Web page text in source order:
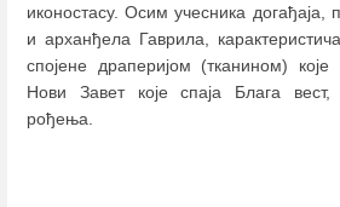
иконостасу. Осим учесника догађаја,
и арханђела Гаврила,
спојене драперијом (тканином)
Нови Завет које спаја Блага вест,
рођења.